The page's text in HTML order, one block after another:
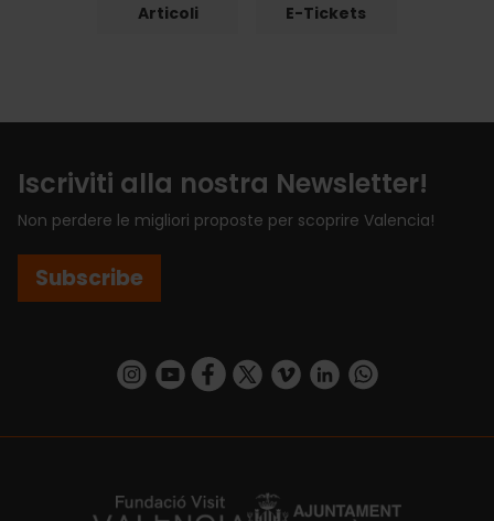
Articoli E-Tickets
Iscriviti alla nostra Newsletter!
Non perdere le migliori proposte per scoprire Valencia!
Subscribe
https://www.instagram.com/visit_valencia/
https://www.youtube.com/user/
https://www.facebook.com/
https://twitter.com/VisitaValencia
https://vimeo.com/
https://www.linkedin.com/company/turismo-valencia/https://api.whatsapp.com/send/